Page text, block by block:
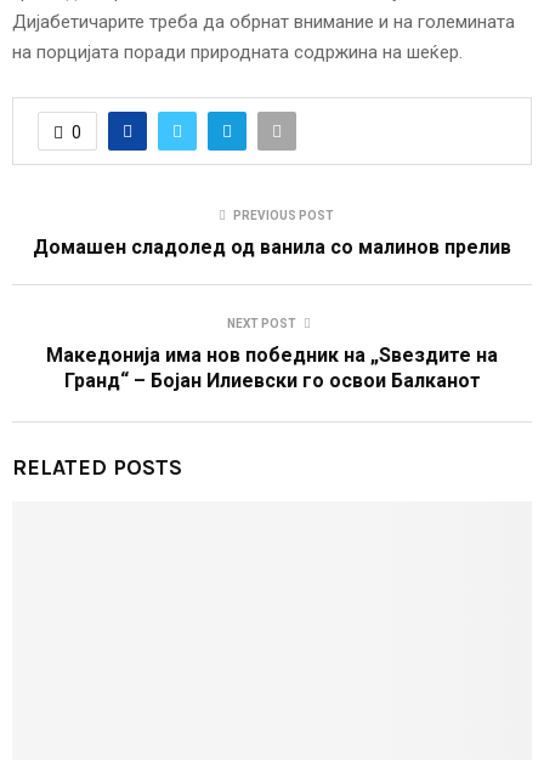
Дијабетичарите треба да обрнат внимание и на големината
на порцијата поради природната содржина на шеќер.
0
PREVIOUS POST
Домашен сладолед од ванила со малинов прелив
NEXT POST
Македонија има нов победник на „Ѕвездите на
Гранд“ – Бојан Илиевски го освои Балканот
RELATED POSTS